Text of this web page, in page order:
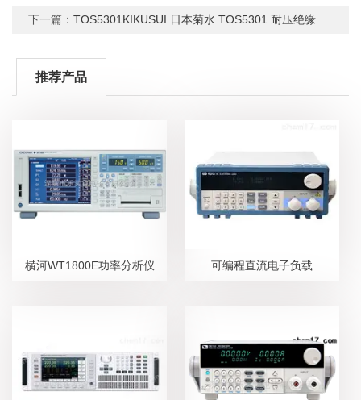
下一篇：TOS5301KIKUSUI 日本菊水 TOS5301 耐压绝缘测试仪
推荐产品
横河WT1800E功率分析仪 可编程直流电子负载